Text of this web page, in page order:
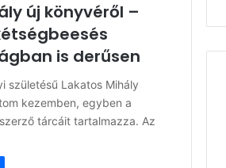
új könyvéről –
is derűsen
születésű Lakatos Mihály
kezemben, egyben a
tárcáit tartalmazza. Az